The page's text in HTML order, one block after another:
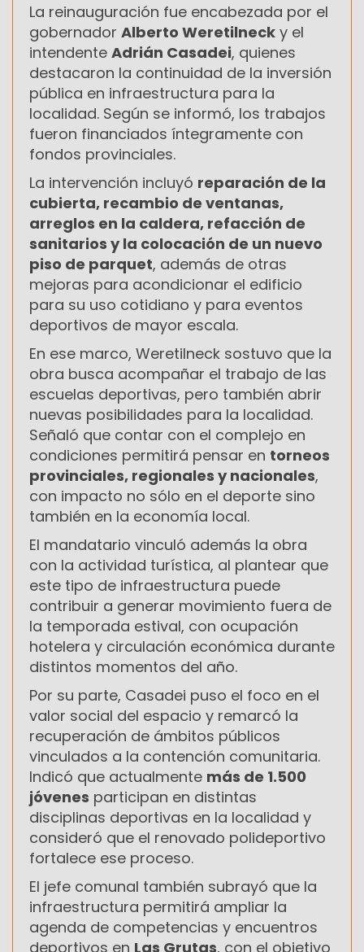
La reinauguración fue encabezada por el
gobernador Alberto Weretilneck y el
intendente Adrián Casadei, quienes
destacaron la continuidad de la inversión
pública en infraestructura para la
localidad. Según se informó, los trabajos
fueron financiados íntegramente con
fondos provinciales.
La intervención incluyó reparación de la
cubierta, recambio de ventanas,
arreglos en la caldera, refacción de
sanitarios y la colocación de un nuevo
piso de parquet, además de otras
mejoras para acondicionar el edificio
para su uso cotidiano y para eventos
deportivos de mayor escala.
En ese marco, Weretilneck sostuvo que la
obra busca acompañar el trabajo de las
escuelas deportivas, pero también abrir
nuevas posibilidades para la localidad.
Señaló que contar con el complejo en
condiciones permitirá pensar en torneos
provinciales, regionales y nacionales,
con impacto no sólo en el deporte sino
también en la economía local.
El mandatario vinculó además la obra
con la actividad turística, al plantear que
este tipo de infraestructura puede
contribuir a generar movimiento fuera de
la temporada estival, con ocupación
hotelera y circulación económica durante
distintos momentos del año.
Por su parte, Casadei puso el foco en el
valor social del espacio y remarcó la
recuperación de ámbitos públicos
vinculados a la contención comunitaria.
Indicó que actualmente más de 1.500
jóvenes participan en distintas
disciplinas deportivas en la localidad y
consideró que el renovado polideportivo
fortalece ese proceso.
El jefe comunal también subrayó que la
infraestructura permitirá ampliar la
agenda de competencias y encuentros
deportivos en Las Grutas, con el objetivo